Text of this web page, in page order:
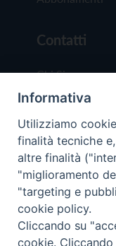
Contatti
Chi Siamo
Redazione
Scrivici
Copyright ©
Trentina
Informativa
Utilizziamo
finalità tecniche
altre finalità
"miglioramento
"targeting e
cookie policy.
Cliccando su
cookie.